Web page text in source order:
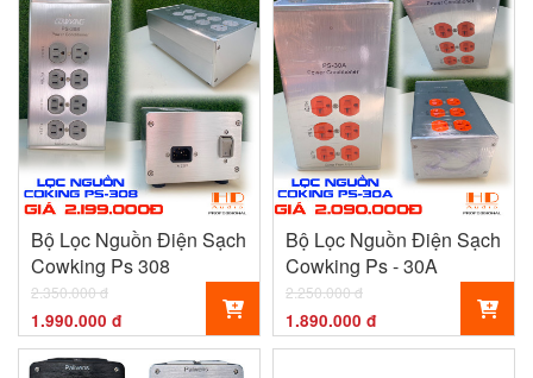
Bộ Lọc Nguồn Điện Sạch
Cowking Ps 308
2.350.000 đ
1.990.000 đ
Bộ Lọc Nguồn Điện Sạch
Cowking Ps - 30A
2.250.000 đ
1.890.000 đ